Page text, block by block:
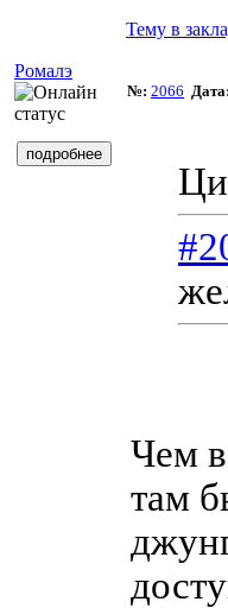
Тему в
Ромалэ
№: 2066 Дата:
Чем
там